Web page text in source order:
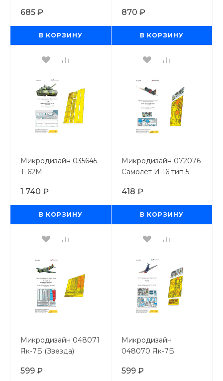
доски
685 ₽
В КОРЗИНУ
870 ₽
В КОРЗИНУ
Микродизайн 035645
Т-62М
(Звезда) / 1/35
1 740 ₽
В КОРЗИНУ
Микродизайн 072076
Самолет И-16 тип 5
приборные доски
1/72
418 ₽
В КОРЗИНУ
Микродизайн 048071
Як-7Б (Звезда)
599 ₽
Микродизайн
048070 Як-7Б
приборные доски
599 ₽